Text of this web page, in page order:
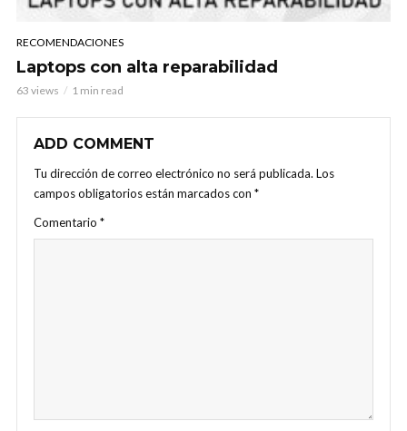
RECOMENDACIONES
Laptops con alta reparabilidad
63 views 1 min read
ADD COMMENT
Tu dirección de correo electrónico no será publicada. Los
campos obligatorios están marcados con *
Comentario *